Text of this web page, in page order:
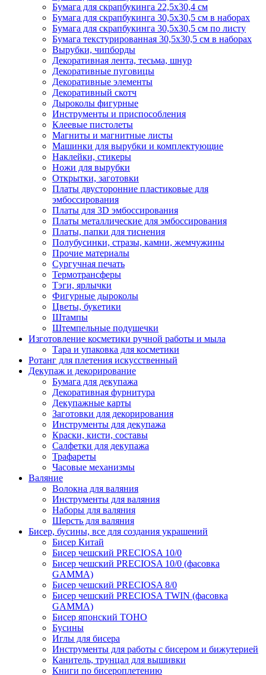
Бумага для скрапбукинга 22,5х30,4 см
Бумага для скрапбукинга 30,5х30,5 см в наборах
Бумага для скрапбукинга 30,5х30,5 см по листу
Бумага текстурированная 30,5х30,5 см в наборах
Вырубки, чипборды
Декоративная лента, тесьма, шнур
Декоративные пуговицы
Декоративные элементы
Декоративный скотч
Дыроколы фигурные
Инструменты и приспособления
Клеевые пистолеты
Магниты и магнитные листы
Машинки для вырубки и комплектующие
Наклейки, стикеры
Ножи для вырубки
Открытки, заготовки
Платы двусторонние пластиковые для
эмбоссирования
Платы для 3D эмбоссирования
Платы металлические для эмбоссирования
Платы, папки для тиснения
Полубусинки, стразы, камни, жемчужины
Прочие материалы
Сургучная печать
Термотрансферы
Тэги, ярлычки
Фигурные дыроколы
Цветы, букетики
Штампы
Штемпельные подушечки
Изготовление косметики ручной работы и мыла
Тара и упаковка для косметики
Ротанг для плетения искусственный
Декупаж и декорирование
Бумага для декупажа
Декоративная фурнитура
Декупажные карты
Заготовки для декорирования
Инструменты для декупажа
Краски, кисти, составы
Салфетки для декупажа
Трафареты
Часовые механизмы
Валяние
Волокна для валяния
Инструменты для валяния
Наборы для валяния
Шерсть для валяния
Бисер, бусины, все для создания украшений
Бисер Китай
Бисер чешский PRECIOSA 10/0
Бисер чешский PRECIOSA 10/0 (фасовка
GAMMA)
Бисер чешский PRECIOSA 8/0
Бисер чешский PRECIOSA TWIN (фасовка
GAMMA)
Бисер японский TOHO
Бусины
Иглы для бисера
Инструменты для работы с бисером и бижутерией
Канитель, трунцал для вышивки
Книги по бисероплетению